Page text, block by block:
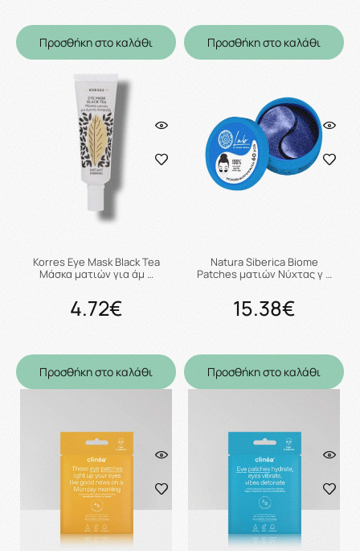
Προσθήκη στο καλάθι Προσθήκη στο καλάθι
Korres Eye Mask Black Tea
Μάσκα ματιών για άμ …
4.72€
Προσθήκη στο καλάθι
Natura Siberica Biome
Patches ματιών Νύχτας γ …
15.38€
Προσθήκη στο καλάθι